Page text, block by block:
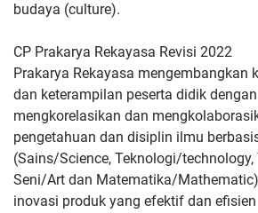
budaya (culture).
CP Prakarya Rekayasa Revisi 2022
Prakarya Rekayasa mengembangkan
dan keterampilan peserta didik
mengkorelasikan dan
pengetahuan dan disiplin ilmu
(Sains/Science, Teknologi/technology,
Seni/Art dan Matematika/
inovasi produk yang efektif dan efisien